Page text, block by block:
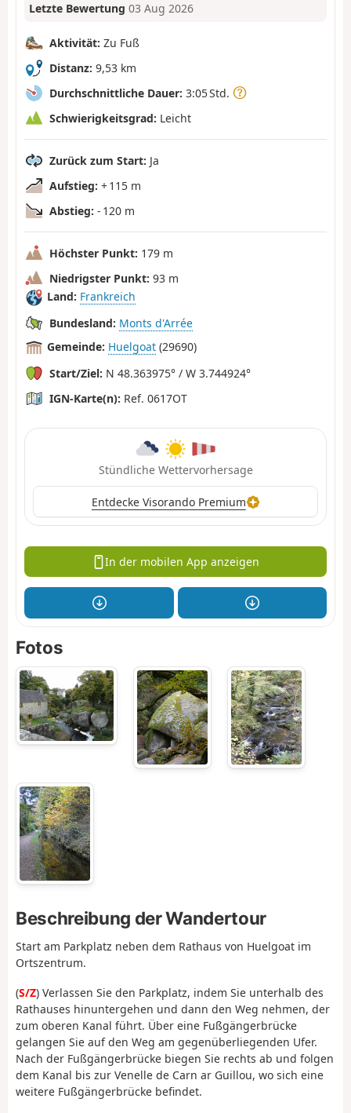
Letzte Bewertung 03 Aug 2026
Aktivität: Zu Fuß
Distanz: 9,53 km
Durchschnittliche Dauer: 3:05 Std.
Schwierigkeitsgrad: Leicht
Zurück zum Start: Ja
Aufstieg: + 115 m
Abstieg: - 120 m
Höchster Punkt: 179 m
Niedrigster Punkt: 93 m
Land: Frankreich
Bundesland: Monts d'Arrée
Gemeinde: Huelgoat (29690)
Start/Ziel: N 48.363975° / W 3.744924°
IGN-Karte(n): Ref. 0617OT
Stündliche Wettervorhersage
Entdecke Visorando Premium
In der mobilen App anzeigen
Fotos
Beschreibung der Wandertour
Start am Parkplatz neben dem Rathaus von Huelgoat im
Ortszentrum.
(S/Z) Verlassen Sie den Parkplatz, indem Sie unterhalb des
Rathauses hinuntergehen und dann den Weg nehmen, der
zum oberen Kanal führt. Über eine Fußgängerbrücke
gelangen Sie auf den Weg am gegenüberliegenden Ufer.
Nach der Fußgängerbrücke biegen Sie rechts ab und folgen
dem Kanal bis zur Venelle de Carn ar Guillou, wo sich eine
weitere Fußgängerbrücke befindet.